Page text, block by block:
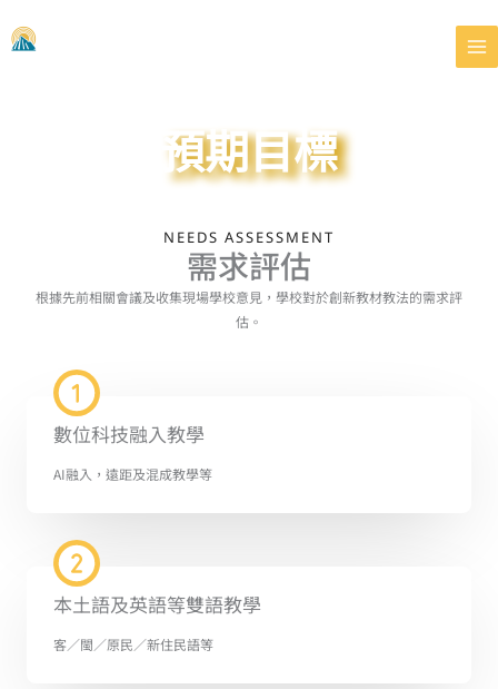
至
預期目標
NEEDS ASSESSMENT
需求評估
根據先前相關會議及收集現場學校意見，學校對於創新教材教法的需求評
估。
數位科技融入教學
AI融入，遠距及混成教學等
本土語及英語等雙語教學
客／閩／原民／新住民語等